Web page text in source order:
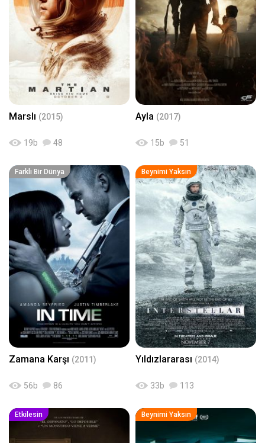
Marslı (2015)
19b 48
Ayla (2017)
15b 51
Farklı Bir Dünya
Zamana Karşı (2011)
56b 86
Beynimi Yaksın
Yıldızlararası (2014)
33b 113
Etkilesin Beynimi Yaksın